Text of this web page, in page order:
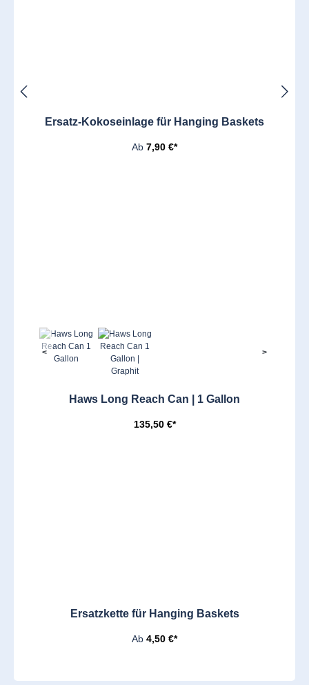
Ersatz-Kokoseinlage für Hanging Baskets
Ab 7,90 €*
< >
Haws Long Reach Can | 1 Gallon
135,50 €*
Ersatzkette für Hanging Baskets
Ab 4,50 €*